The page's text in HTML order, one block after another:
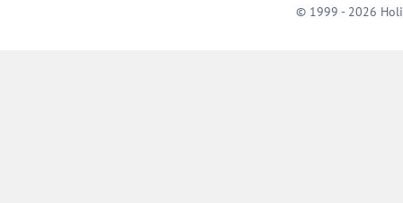
© 1999 - 2026